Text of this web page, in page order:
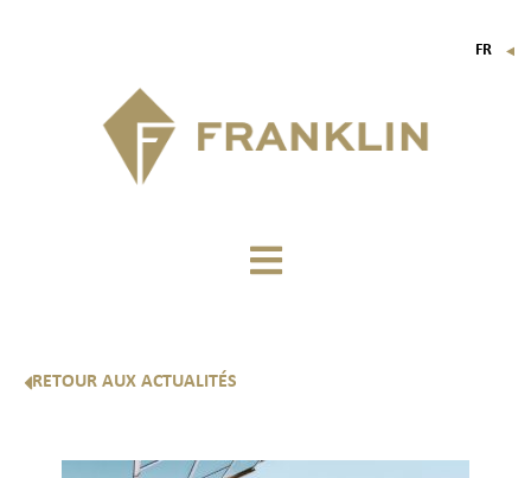
FR ▼
RETOUR AUX ACTUALITÉS